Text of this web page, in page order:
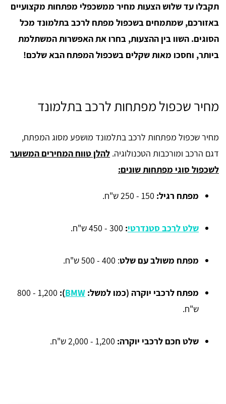
תקבלו עד שלוש הצעות מחיר ממשכפלי מפתחות מקצועיים
באזורכם, שמתמחים בשכפול מפתח לרכב בתלמונד מכל
הסוגים. השוו בין ההצעות, בחרו את האפשרות המשתלמת
ביותר, וחסכו מאות שקלים בשכפול המפתח הבא שלכם!
מחיר שכפול מפתחות לרכב בתלמונד
מחיר שכפול מפתחות לרכב בתלמונד מושפע מסוג המפתח,
דגם הרכב ומורכבות הטכנולוגיה. להלן טווח המחירים המשוער
לשכפול סוגי מפתחות שונים:
מפתח רגיל: 150 - 250 ש"ח.
שלט לרכב סטנדרטי: 300 - 450 ש"ח.
מפתח משולב עם שלט: 400 - 500 ש"ח.
מפתח לרכבי יוקרה (כמו למשל: BMW
):
800 - 1,200
ש"ח.
שלט חכם לרכבי יוקרה: 1,200 - 2,000 ש"ח.